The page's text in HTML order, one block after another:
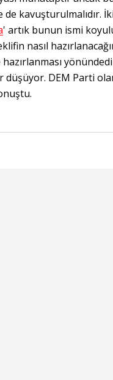
de kavuşturulmalıdır.
' artık bunun ismi
nasıl
DEM Parti